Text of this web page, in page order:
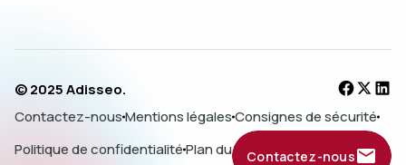
Contactez-nous
© 2025 Adisseo.
Contactez-nousMentions légalesConsignes de sécurité
Politique de confidentialitéPlan du site